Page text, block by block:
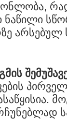
ნაწილი
არსებულ